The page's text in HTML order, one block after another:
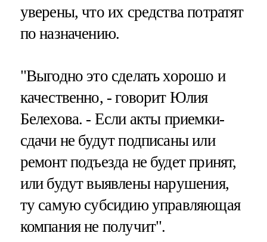
уверены, что их средства потратят
по назначению.
"Выгодно это сделать хорошо и
качественно, - говорит Юлия
Белехова. - Если акты приемки-
сдачи не будут подписаны или
ремонт подъезда не будет принят,
или будут выявлены нарушения,
ту самую субсидию управляющая
компания не получит".